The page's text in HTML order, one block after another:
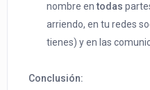
nombre entodas
arriendo, en tu redes
tienes) y en las
Conclusión: